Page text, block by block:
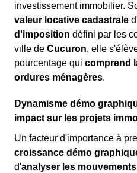
investissement immobilier.
valeur locative cadastrale
d'imposition défini par les
ville de Cucuron, elle
pourcentage qui comprend
ordures ménagères.
Dynamisme démo
impact sur les projets
Un facteur d'importance à
croissance démo
d'analyser les